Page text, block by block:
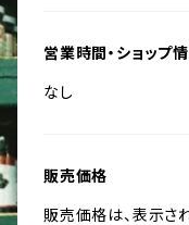
営業時間・ショップ
なし
販売価格
販売価格は、表示さ